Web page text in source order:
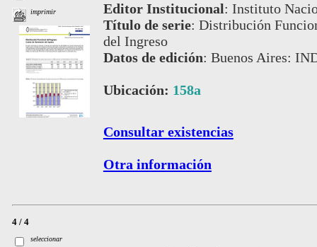
imprimir Editor Institucional: Instituto
Título de serie: Distribución
del Ingreso
Datos de edición: Buenos Aires:
Ubicación: 158a
Consultar existencias
Otra información
4 / 4
seleccionar